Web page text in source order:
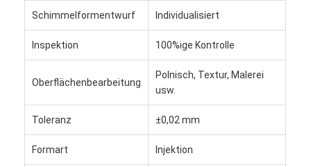
Schimmelformentwurf Individualisiert
Inspektion 100%ige Kontrolle
Oberflächenbearbeitung
Polnisch, Textur, Malerei
usw.
Toleranz ±0,02 mm
Formart Injektion